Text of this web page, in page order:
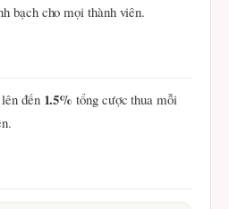
bạch cho mọi thành viên.
đến 1.5% tổng cược thua mỗi